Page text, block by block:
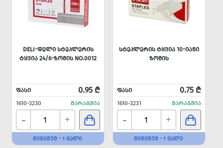
DELI-ᲓᲔᲚᲘ ᲡᲢᲔᲞᲚᲔᲠᲘᲡ
ᲢᲧᲕᲘᲐ 24/6-ᲖᲝᲛᲘᲡ NO.0012
ᲤᲐᲡᲘ 0.95 ₾
1610-3230 ᲛᲐᲠᲐᲒᲨᲘᲐ
- +
ᲛᲘᲜᲘᲛᲣᲛ - 1 ᲪᲐᲚᲘ
ᲡᲢᲔᲞᲚᲔᲠᲘᲡ ᲢᲧᲕᲘᲐ 10-ᲘᲐᲜᲘ
ᲖᲝᲛᲘᲡ
ᲤᲐᲡᲘ 0.75 ₾
1610-3231 ᲛᲐᲠᲐᲒᲨᲘᲐ
- +
ᲛᲘᲜᲘᲛᲣᲛ - 1 ᲪᲐᲚᲘ